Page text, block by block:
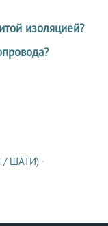
изоляцией?
/ ШАТИ) ·